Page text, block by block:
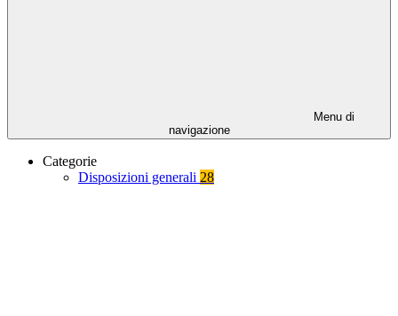
Menu di
navigazione
Categorie
Disposizioni generali 28